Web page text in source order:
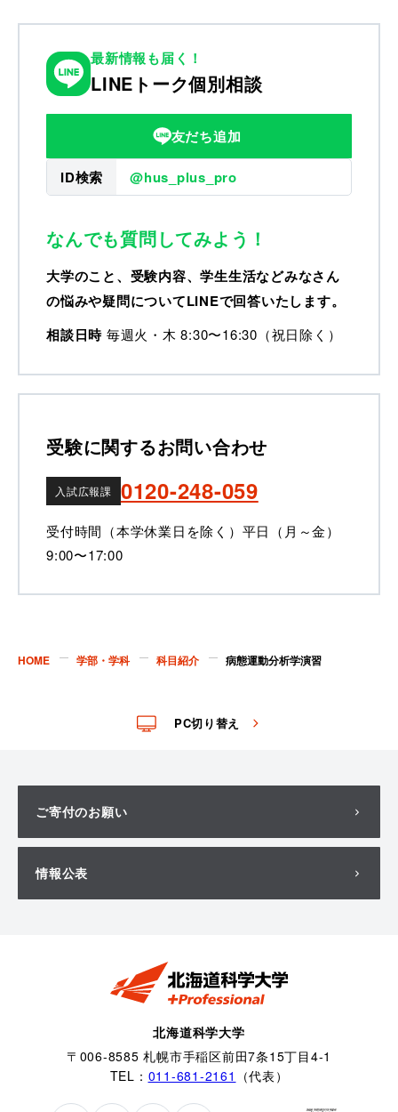
最新情報も届く！
LINEトーク個別相談
友だち追加
ID検索 @hus_plus_pro
なんでも質問してみよう！
大学のこと、受験内容、学生生活などみなさん
の悩みや疑問についてLINEで回答いたします。
相談日時 毎週火・木 8:30〜16:30（祝日除く）
受験に関するお問い合わせ
入試広報課 0120-248-059
受付時間（本学休業日を除く） 平日（月～金）
9:00〜17:00
HOME 学部・学科 科目紹介 病態運動分析学演習
PC切り替え
ご寄付のお願い
情報公表
北海道科学大学
〒006-8585 札幌市手稲区前田7条15丁目4-1
TEL： 011-681-2161 （代表）